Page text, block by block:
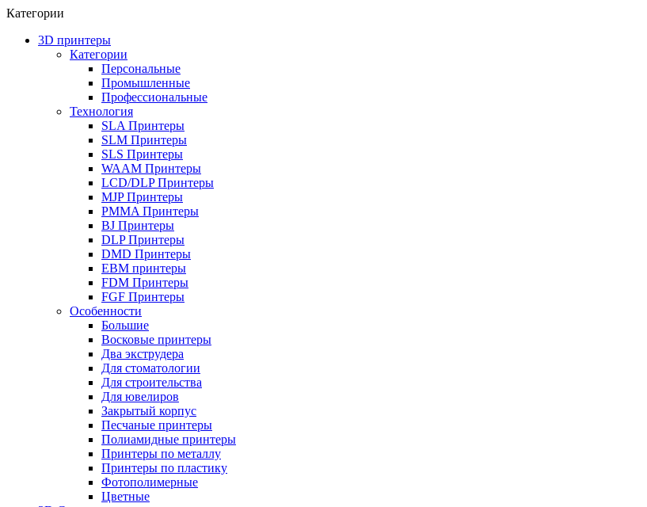
Категории
3D принтеры
Категории
Персональные
Промышленные
Профессиональные
Технология
SLA Принтеры
SLM Принтеры
SLS Принтеры
WAAM Принтеры
LCD/DLP Принтеры
MJP Принтеры
PMMA Принтеры
BJ Принтеры
DLP Принтеры
DMD Принтеры
EBM принтеры
FDM Принтеры
FGF Принтеры
Особенности
Большие
Восковые принтеры
Два экструдера
Для стоматологии
Для строительства
Для ювелиров
Закрытый корпус
Песчаные принтеры
Полиамидные принтеры
Принтеры по металлу
Принтеры по пластику
Фотополимерные
Цветные